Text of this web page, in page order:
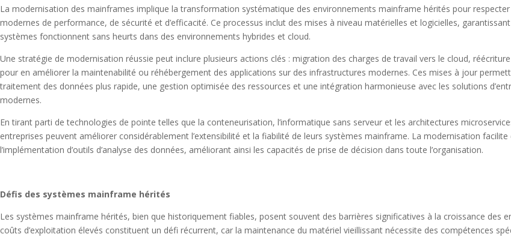
La modernisation des mainframes implique la transformation systématique des environnements mainframe hérités pour
modernes de performance, de sécurité et d’efficacité. Ce processus inclut des mises à niveau matérielles et logicielles,
systèmes fonctionnent sans heurts dans des environnements hybrides et cloud.
Une stratégie de modernisation réussie peut inclure plusieurs actions clés : migration des charges de travail vers le cloud,
pour en améliorer la maintenabilité ou réhébergement des applications sur des infrastructures modernes. Ces mises à jour
traitement des données plus rapide, une gestion optimisée des ressources et une intégration harmonieuse avec les solutions
modernes.
En tirant parti de technologies de pointe telles que la conteneurisation, l’informatique sans serveur et les architectures
entreprises peuvent améliorer considérablement l’extensibilité et la fiabilité de leurs systèmes mainframe. La modernisation
l’implémentation d’outils d’analyse des données, améliorant ainsi les capacités de prise de décision dans toute l’organisation.
Défis des systèmes mainframe hérités
Les systèmes mainframe hérités, bien que historiquement fiables, posent souvent des barrières significatives à la croissance des
coûts d’exploitation élevés constituent un défi récurrent, car la maintenance du matériel vieillissant nécessite des compétences